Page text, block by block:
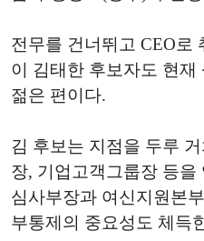
전무를 건너뛰고 CEO로
이 김태한 후보자도 현재
젊은 편이다.
김 후보는 지점을 두루
장, 기업고객그룹장 등을
심사부장과 여신지원본
부통제의 중요성도 체득